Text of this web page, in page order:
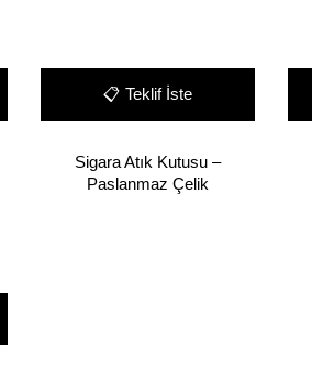
📋 Teklif İste
Sigara Atık Kutusu –
Paslanmaz Çelik